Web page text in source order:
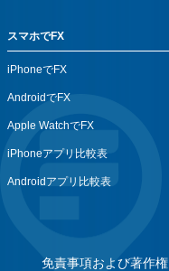
スマホでFX
iPhoneでFX
AndroidでFX
Apple WatchでFX
iPhoneアプリ比較表
Androidアプリ比較表
免責事項および著作権